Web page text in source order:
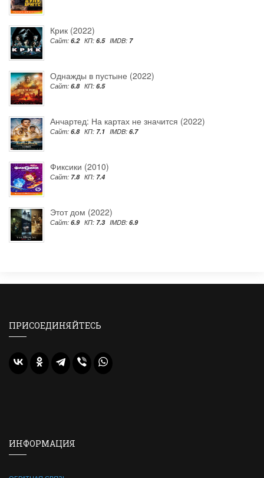
Крик (2022)
Сайт: 6.2 КП: 6.5 IMDB: 7
Однажды в пустыне (2022)
Сайт: 6.8 КП: 6.5
Анчартед: На картах не значится (2022)
Сайт: 6.8 КП: 7.1 IMDB: 6.7
Фиксики (2010)
Сайт: 7.8 КП: 7.4
Этот дом (2022)
Сайт: 6.9 КП: 7.3 IMDB: 6.9
ПРИСОЕДИНЯЙТЕСЬ
ИНФОРМАЦИЯ